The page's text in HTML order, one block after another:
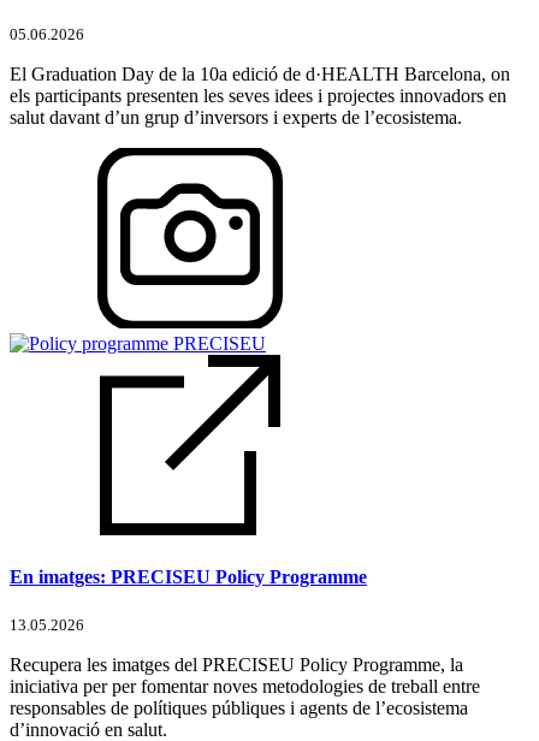
05.06.2026
El Graduation Day de la 10a edició de d·HEALTH Barcelona, on
els participants presenten les seves idees i projectes innovadors en
salut davant d’un grup d’inversors i experts de l’ecosistema.
En imatges: PRECISEU Policy Programme
13.05.2026
Recupera les imatges del PRECISEU Policy Programme, la
iniciativa per per fomentar noves metodologies de treball entre
responsables de polítiques públiques i agents de l’ecosistema
d’innovació en salut.